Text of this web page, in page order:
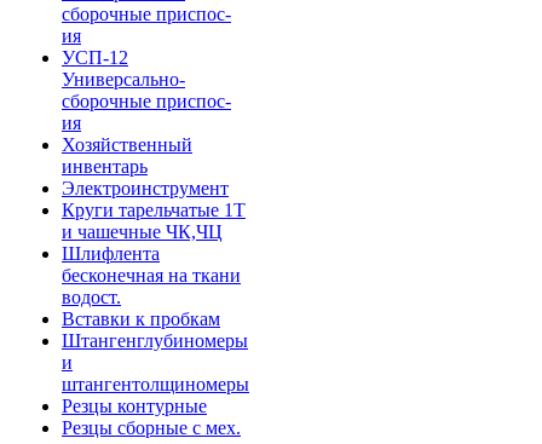
сборочные приспос-
ия
УСП-12
Универсально-
сборочные приспос-
ия
Хозяйственный
инвентарь
Электроинструмент
Круги тарельчатые 1Т
и чашечные ЧК,ЧЦ
Шлифлента
бесконечная на ткани
водост.
Вставки к пробкам
Штангенглубиномеры
и
штангентолщиномеры
Резцы контурные
Резцы сборные с мех.